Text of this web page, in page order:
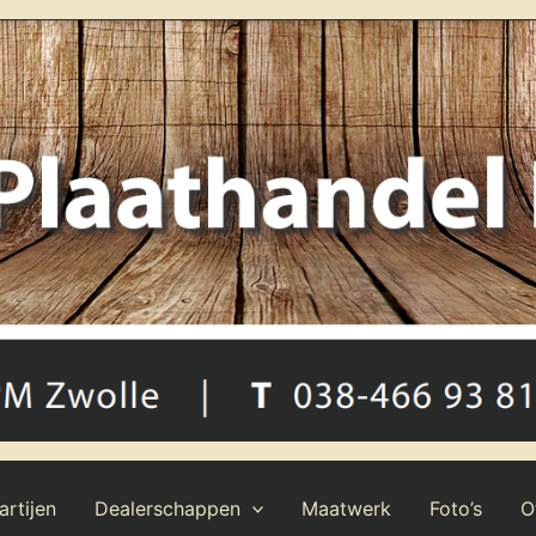
Dealerschappen Maatwerk Foto’s